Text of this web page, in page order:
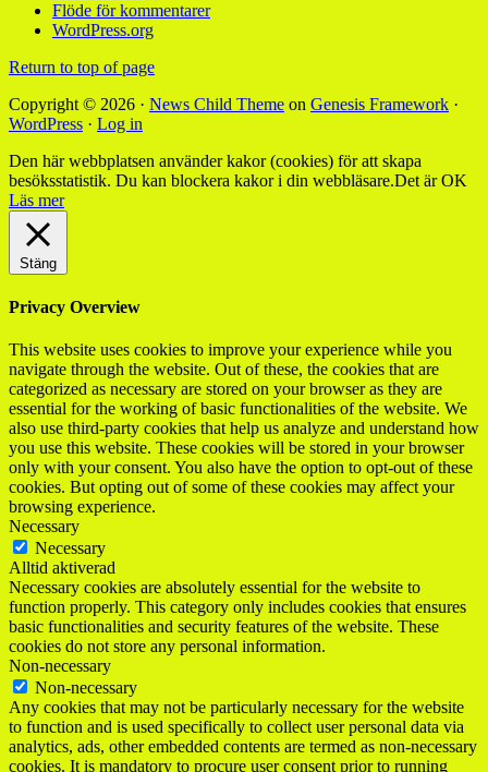
Flöde för kommentarer
WordPress.org
Return to top of page
Copyright © 2026 · News Child Theme on Genesis Framework ·
WordPress · Log in
Den här webbplatsen använder kakor (cookies) för att skapa
besöksstatistik. Du kan blockera kakor i din webbläsare.Det är OK
Läs mer
Stäng
Privacy Overview
This website uses cookies to improve your experience while you
navigate through the website. Out of these, the cookies that are
categorized as necessary are stored on your browser as they are
essential for the working of basic functionalities of the website. We
also use third-party cookies that help us analyze and understand how
you use this website. These cookies will be stored in your browser
only with your consent. You also have the option to opt-out of these
cookies. But opting out of some of these cookies may affect your
browsing experience.
Necessary
Necessary
Alltid aktiverad
Necessary cookies are absolutely essential for the website to
function properly. This category only includes cookies that ensures
basic functionalities and security features of the website. These
cookies do not store any personal information.
Non-necessary
Non-necessary
Any cookies that may not be particularly necessary for the website
to function and is used specifically to collect user personal data via
analytics, ads, other embedded contents are termed as non-necessary
cookies. It is mandatory to procure user consent prior to running